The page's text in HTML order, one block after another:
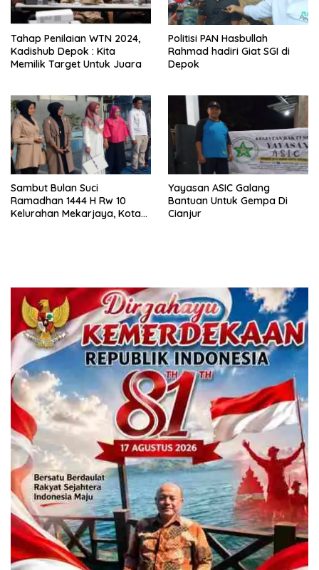
Tahap Penilaian WTN 2024,
Kadishub Depok : Kita
Memilik Target Untuk Juara
Politisi PAN Hasbullah
Rahmad hadiri Giat SGI di
Depok
Sambut Bulan Suci
Ramadhan 1444 H Rw 10
Kelurahan Mekarjaya, Kota
Yayasan ASIC Galang
Bantuan Untuk Gempa Di
Cianjur